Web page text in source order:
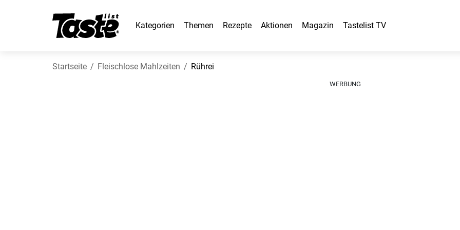
Kategorien Themen Rezepte Aktionen Magazin Tastelist TV
Startseite Fleischlose Mahlzeiten Rührei
WERBUNG